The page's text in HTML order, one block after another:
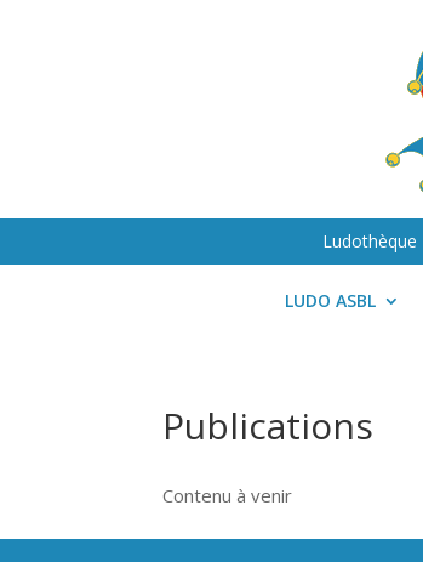
Ludothèque
LUDO ASBL
Publications
Contenu à venir